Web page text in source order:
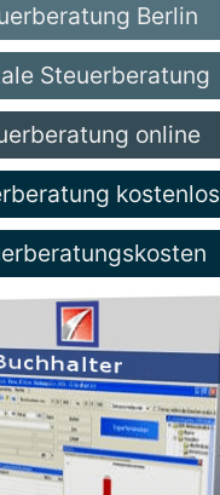
Berlin
Steuerberatung
online
kostenlos